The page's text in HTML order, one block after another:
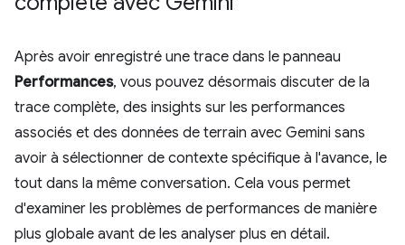
Après avoir enregistré une trace dans le panneau
Performances, vous pouvez désormais discuter de la
trace complète, des insights sur les performances
associés et des données de terrain avec Gemini sans
avoir à sélectionner de contexte spécifique à l'avance, le
tout dans la même conversation. Cela vous permet
d'examiner les problèmes de performances de manière
plus globale avant de les analyser plus en détail.